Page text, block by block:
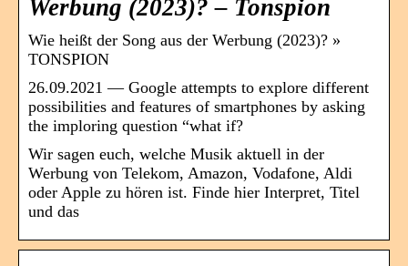
Werbung (2023)? – Tonspion
Wie heißt der Song aus der Werbung (2023)? »
TONSPION
26.09.2021 — Google attempts to explore different
possibilities and features of smartphones by asking
the imploring question “what if?
Wir sagen euch, welche Musik aktuell in der
Werbung von Telekom, Amazon, Vodafone, Aldi
oder Apple zu hören ist. Finde hier Interpret, Titel
und das